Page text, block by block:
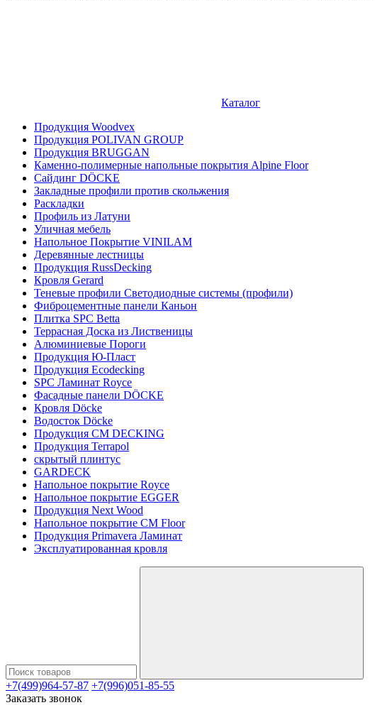
Каталог
Продукция Woodvex
Продукция POLIVAN GROUP
Продукция BRUGGAN
Каменно-полимерные напольные покрытия Alpine Floor
Сайдинг DÖCKE
Закладные профили против скольжения
Раскладки
Профиль из Латуни
Уличная мебель
Напольное Покрытие VINILAM
Деревянные лестницы
Продукция RussDecking
Кровля Gerard
Теневые профили Светодиодные системы (профили)
Фиброцементные панели Каньон
Плитка SPC Betta
Террасная Доска из Лиственицы
Алюминиевые Пороги
Продукция Ю-Пласт
Продукция Ecodecking
SPC Ламинат Royce
Фасадные панели DÖCKE
Кровля Döcke
Водосток Döcke
Продукция CM DECKING
Продукция Terrapol
скрытый плинтус
GARDECK
Напольное покрытие Royce
Напольное покрытие EGGER
Продукция Next Wood
Напольное покрытие CM Floor
Продукция Primavera Ламинат
Эксплуатированная кровля
+7(499)964-57-87 +7(996)051-85-55
Заказать звонок